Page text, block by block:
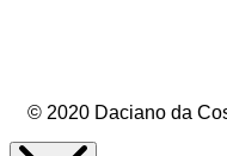
© 2020 Daciano da